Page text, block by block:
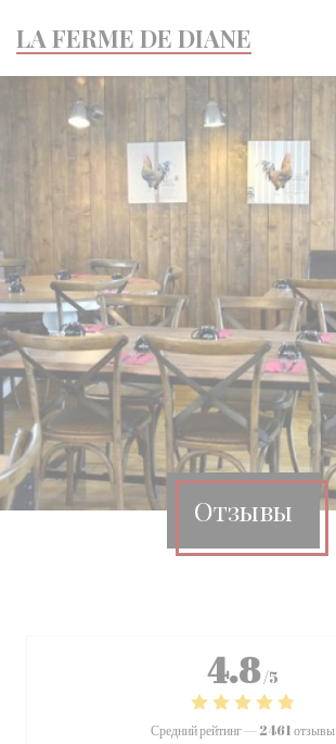
LA FERME DE DIANE
Отзывы
4.8/5
Средний рейтинг —2461 отзывы